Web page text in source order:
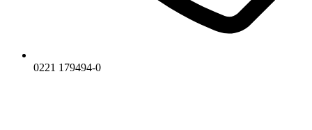
0221 179494-0